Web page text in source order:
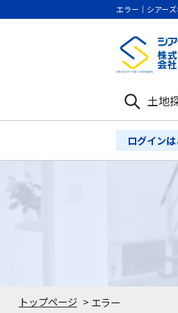
エラー｜シアー
土地
ログイン
トップページ > エラー